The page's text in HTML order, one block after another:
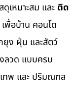
ดุเหมาะสม และ ติด
เพื่อบ้าน คอนโด
ยุง ฝุ่น และสัตว์
ลวด แบบครบ
เทพ และ ปริมณฑล